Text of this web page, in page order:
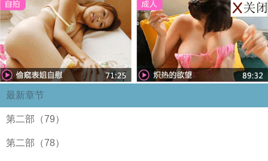
最新章节
第二部（79）
第二部（78）